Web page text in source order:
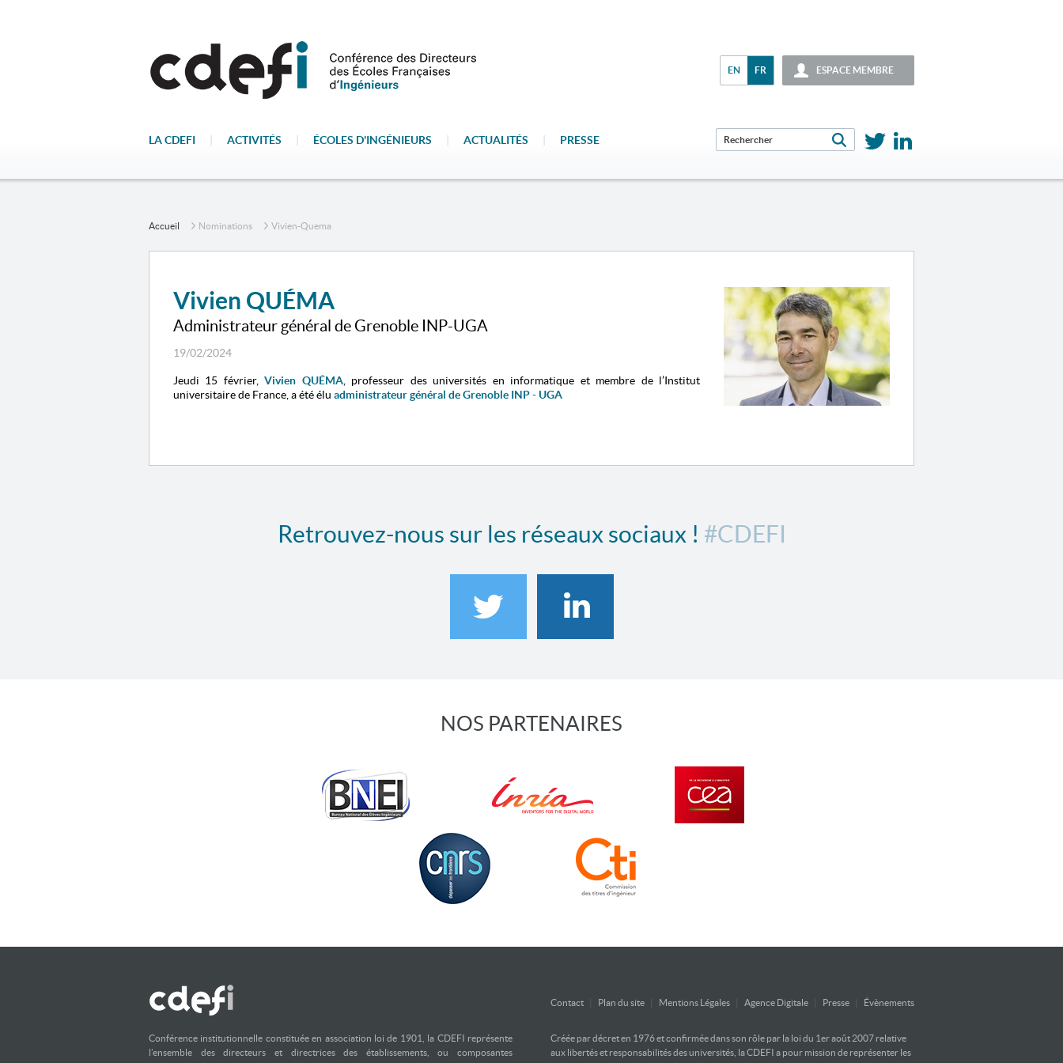
ESPACE MEMBRE
EN FR
LA CDEFI ACTIVITÉS ÉCOLES D'INGÉNIEURS ACTUALITÉS PRESSE
Accueil Nominations Vivien-Quema
Vivien QUÉMA
Administrateur général de Grenoble INP-UGA
19/02/2024
Jeudi 15 février,Vivien QUÉMA, professeur des universités en informatique et membre de l’Institut
universitaire de France, a été élu administrateur général de Grenoble INP - UGA
Retrouvez-nous sur les réseaux sociaux ! #CDEFI
NOS PARTENAIRES
Contact Plan du site Mentions Légales Agence Digitale Presse Évènements
Conférence institutionnelle constituée en association loi de 1901, la CDEFI représente
l’ensemble des directeurs et directrices des établissements, ou composantes
Créée par décret en 1976 et confirmée dans son rôle par la loi du 1er août 2007 relative
aux libertés et responsabilités des universités, la CDEFI a pour mission de représenter les